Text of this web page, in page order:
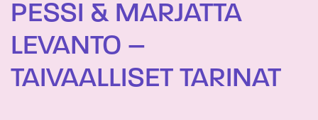
PESSI & MARJATTA
LEVANTO –
TAIVAALLISET TARINAT